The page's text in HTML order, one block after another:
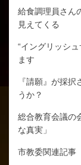
給食調理員さん
見えてくる
“イングリッシ
ます
『請願』が採
うか？
総合教育会議の
な真実」
市教委関連記事